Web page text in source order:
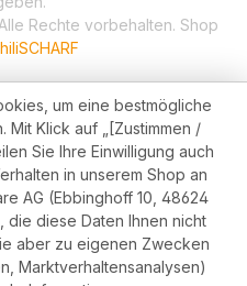
Rechte vorbehalten. Shop
um eine bestmögliche
Mit Klick auf „[Zustimmen /
Sie Ihre Einwilligung auch
in unserem Shop an
AG (Ebbinghoff 10, 48624
diese Daten Ihnen nicht
aber zu eigenen Zwecken
Marktverhaltensanalysen)